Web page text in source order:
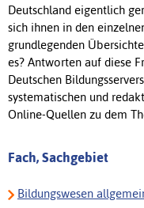
Deutschland eigentlich
sich ihnen in den
grundlegenden
es? Antworten auf diese
Deutschen
systematischen und
Online-Quellen zu dem
Fach, Sachgebiet
Bildungswesen